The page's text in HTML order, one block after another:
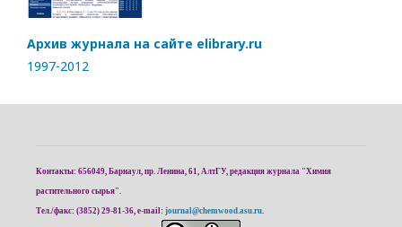
Архив журнала на сайте elibrary.ru
1997-2012
Контакты: 656049, Барнаул, пр. Ленина, 61, АлтГУ, редакция журнала "Химия
растительного сырья".
Тел./факс: (3852) 29-81-36, e-mail: journal@chemwood.asu.ru.